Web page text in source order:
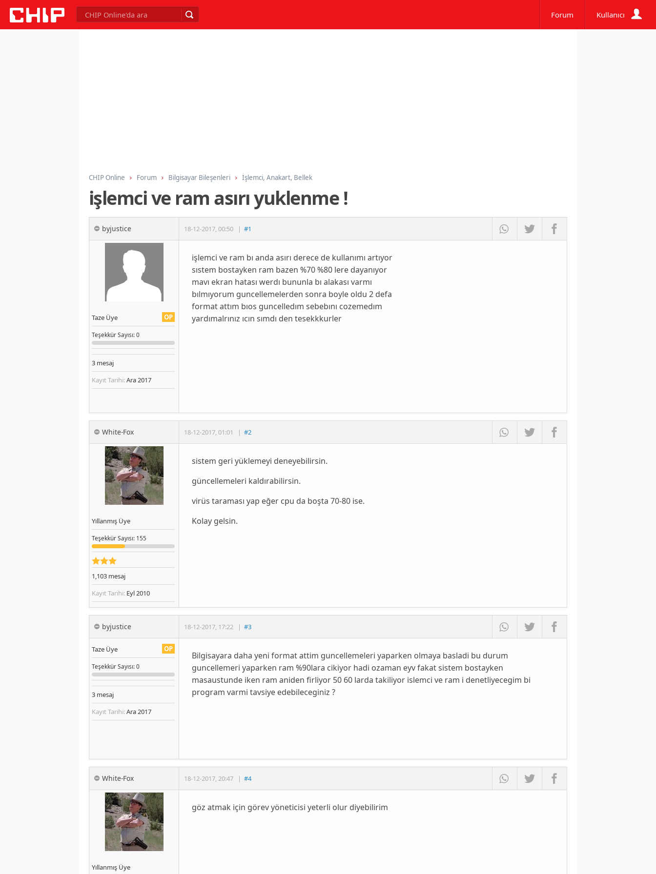
Forum Kullanıcı
CHIP Online Forum Bilgisayar Bileşenleri İşlemci, Anakart, Bellek
işlemci ve ram asırı yuklenme !
byjustice 18-12-2017,00:50 | #1
OP
Taze Üye
TeşekkürSayısı: 0
3 mesaj
Kayıt Tarihi:Ara 2017
işlemci ve ram bı anda asırı derece de kullanımı artıyor
sıstem bostayken ram bazen %70 %80 lere dayanıyor
mavı ekran hatası werdı bununla bı alakası varmı
bılmıyorum guncellemelerden sonra boyle oldu 2 defa
format attım bıos guncelledım sebebını cozemedım
yardımalrınız ıcın sımdı den tesekkkurler
White-Fox 18-12-2017,01:01 | #2
Yıllanmış Üye
TeşekkürSayısı: 155
1,103 mesaj
Kayıt Tarihi: Eyl 2010
sistem geri yüklemeyi deneyebilirsin.
güncellemeleri kaldırabilirsin.
virüs taraması yap eğer cpu da boşta 70-80 ise.
Kolay gelsin.
byjustice 18-12-2017, 17:22 | #3
OP
Taze Üye
TeşekkürSayısı: 0
3 mesaj
Kayıt Tarihi:Ara 2017
Bilgisayara daha yeni format attim guncellemeleri yaparken olmaya basladi bu durum
guncellemeri yaparken ram %90lara cikiyor hadi ozaman eyv fakat sistem bostayken
masaustunde iken ram aniden firliyor 50 60 larda takiliyor islemci ve ram i denetliyecegim bi
program varmi tavsiye edebileceginiz ?
White-Fox 18-12-2017,20:47 | #4
Yıllanmış Üye
göz atmak için görev yöneticisi yeterli olur diyebilirim